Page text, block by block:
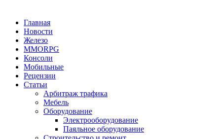
Главная
Новости
Железо
MMORPG
Консоли
Мобильные
Рецензии
Статьи
Арбитраж трафика
Мебель
Оборудование
Электрооборудование
Паяльное оборудование